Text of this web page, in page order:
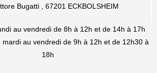
Bugatti , 67201 ECKBOLSHEIM
au vendredi de 8h à 12h et de 14h à 17h
mardi au vendredi de 9h à 12h et de 12h30 à
18h